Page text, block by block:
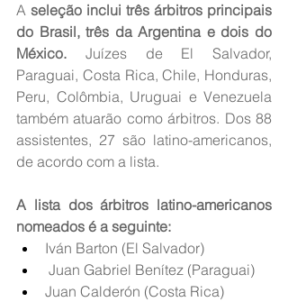
A seleção inclui três árbitros principais
do Brasil, três da Argentina e dois do
México. Juízes de El Salvador,
Paraguai, Costa Rica, Chile, Honduras,
Peru, Colômbia, Uruguai e Venezuela
também atuarão como árbitros. Dos 88
assistentes, 27 são latino-americanos,
de acordo com a lista.
A lista dos árbitros latino-americanos
nomeados é a seguinte:
Iván Barton (El Salvador)
Juan Gabriel Benítez (Paraguai)
Juan Calderón (Costa Rica)